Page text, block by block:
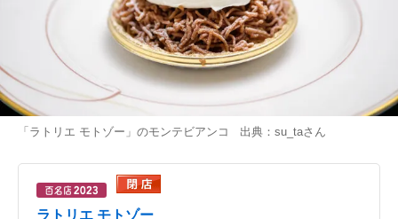
「ラトリエ モトゾー」のモンテビアンコ 出典： su_taさん
ラトリエ モトゾー